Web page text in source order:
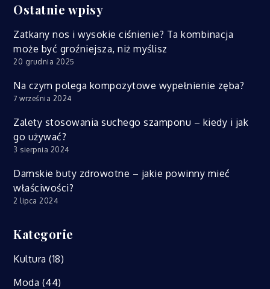
Ostatnie wpisy
Zatkany nos i wysokie ciśnienie? Ta kombinacja
może być groźniejsza, niż myślisz
20 grudnia 2025
Na czym polega kompozytowe wypełnienie zęba?
7 września 2024
Zalety stosowania suchego szamponu – kiedy i jak
go używać?
3 sierpnia 2024
Damskie buty zdrowotne – jakie powinny mieć
właściwości?
2 lipca 2024
Kategorie
Kultura (18)
Moda (44)